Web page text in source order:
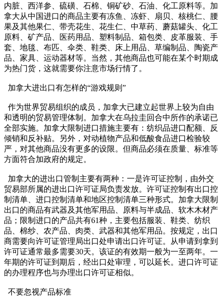
内脏、西洋参、硫磺、石棉、铜矿砂、石油、化工原料等。加
拿大从中国进口的商品主要有冻鱼、冻虾、扇贝、核桃仁、腰
果及其他果仁、带壳花生、花生仁、中草药、蘑菇罐头、化工
原料、矿产品、医药用品、塑料制品、箱包类、皮革服装、手
套、地毯、布匹、伞类、鞋类、床上用品、草编制品、陶瓷产
品、家具、运动器材等。当然，其他商品也可能在某个时期成
为热门货，这就需要你注意市场行情了。
加拿大进出口有怎样的“游戏规则”
作为世界贸易组织的成员，加拿大已建立起世界上较为自由
和透明的贸易管理体制。加拿大在乌拉圭回合中所作的承诺已
全部实施。加拿大限制进口措施主要有：纺织品进口配额、反
倾销和反补贴。另外，对动植物产品和低酸食品进口检验较
严，对其他商品没有更多的设限。但商品必须在质量、标准等
方面符合加政府的规定。
加拿大的进出口管制主要有两种：一是许可证控制，由外交
贸易部所属的进出口许可证局负责发放。许可证控制有出口控
制清单、进口控制清单和地区控制清单三种形式。加拿大限制
出口的商品有武器及其他军用品、原料与半成品、软木木材产
品；限制进口的产品共有61种，主要包括服装、鞋类、纺织
品、棉纱、农产品、肉类、武器和其他军用品。按规定，出口
商需要向许可证管理局出口处申请出口许可证。从申请到拿到
许可证通常最多需要30天。该证的有效期一般为一至两年。一
年期的许可证到期后，经出口处审理，可以延长。进口许可证
的办理程序也与办理出口许可证相似。
不要忽视产品标准